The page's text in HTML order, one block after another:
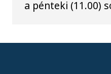
a pénteki (11.00)